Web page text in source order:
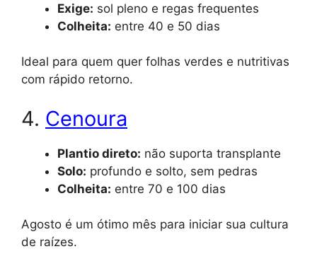
Exige: sol pleno e regas frequentes
Colheita: entre 40 e 50 dias
Ideal para quem quer folhas verdes e nutritivas
com rápido retorno.
4. Cenoura
Plantio direto: não suporta transplante
Solo: profundo e solto, sem pedras
Colheita: entre 70 e 100 dias
Agosto é um ótimo mês para iniciar sua cultura
de raízes.